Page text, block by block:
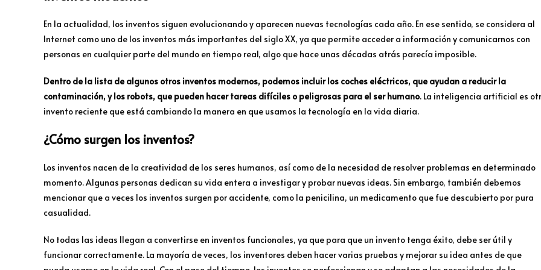
En la actualidad, los inventos siguen evolucionando y aparecen nuevas tecnologías cada año. En ese sentido, se considera al
Internet como uno de los inventos más importantes del siglo XX, ya que permite acceder a información y comunicarnos con
personas en cualquier parte del mundo en tiempo real, algo que hace unas décadas atrás parecía imposible.
Dentro de la lista de algunos otros inventos modernos, podemos incluir los coches eléctricos, que ayudan a reducir la
contaminación, y los robots, que pueden hacer tareas difíciles o peligrosas para el ser humano. La inteligencia artificial es
invento reciente que está cambiando la manera en que usamos la tecnología en la vida diaria.
¿Cómo surgen los inventos?
Los inventos nacen de la creatividad de los seres humanos, así como de la necesidad de resolver problemas en determinado
momento. Algunas personas dedican su vida entera a investigar y probar nuevas ideas. Sin embargo, también debemos
mencionar que a veces los inventos surgen por accidente, como la penicilina, un medicamento que fue descubierto por pura
casualidad.
No todas las ideas llegan a convertirse en inventos funcionales, ya que para que un invento tenga éxito, debe ser útil y
funcionar correctamente. La mayoría de veces, los inventores deben hacer varias pruebas y mejorar su idea antes de que